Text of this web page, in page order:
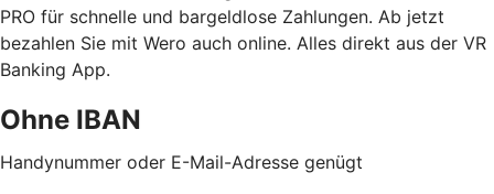
PRO für schnelle und bargeldlose Zahlungen. Ab jetzt
bezahlen Sie mit Wero auch online. Alles direkt aus der VR
Banking App.
Ohne IBAN
Handynummer oder E-Mail-Adresse genügt